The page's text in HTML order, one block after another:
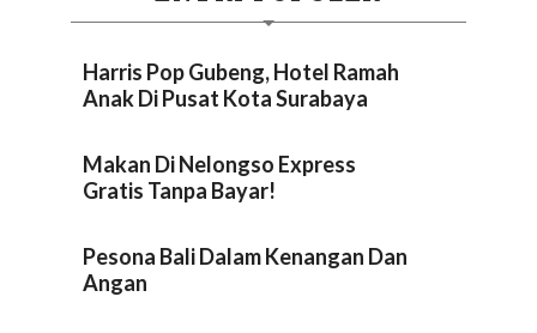
Harris Pop Gubeng, Hotel Ramah
Anak Di Pusat Kota Surabaya
Makan Di Nelongso Express
Gratis Tanpa Bayar!
Pesona Bali Dalam Kenangan Dan
Angan